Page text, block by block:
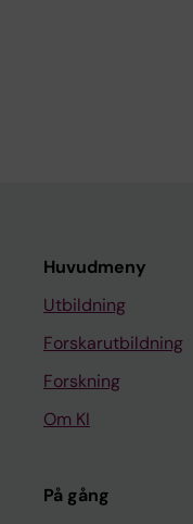
Huvudmeny
Utbildning
Forskarutbildning
Forskning
Om KI
På gång